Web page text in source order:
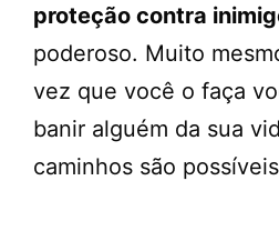
proteção contra
poderoso. Muito
vez que você o faça
banir alguém da sua
caminhos são